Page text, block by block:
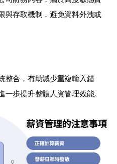
與存取機制，避免資料外洩或
整合，有助減少重複輸入錯
步提升整體人資管理效能。